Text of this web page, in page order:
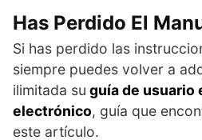
Has Perdido El
Si has perdido las
siempre puedes volver a
ilimitada su guía de usuario
electrónico, guía que
este artículo.